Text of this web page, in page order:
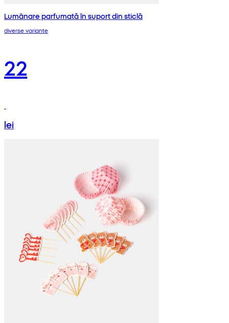
Lumânare parfumată în suport din sticlă
diverse variante
22
lei